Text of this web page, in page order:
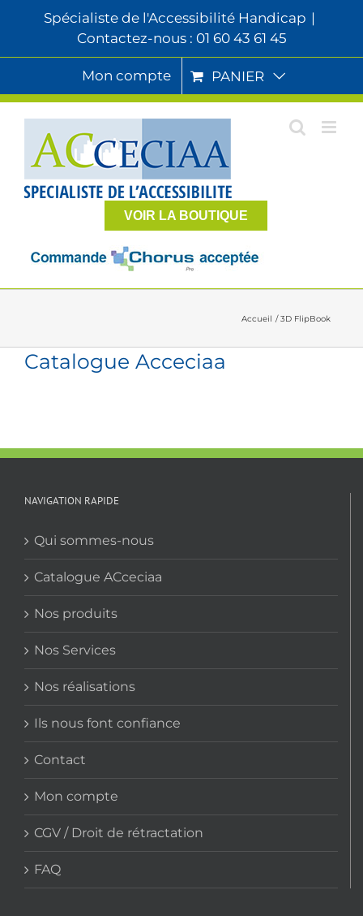
Spécialiste de l'Accessibilité Handicap |
Contactez-nous : 01 60 43 61 45
Mon compte PANIER
VOIR LA BOUTIQUE
Accueil 3D FlipBook
Catalogue Acceciaa
NAVIGATION RAPIDE
Qui sommes-nous
Catalogue ACceciaa
Nos produits
Nos Services
Nos réalisations
Ils nous font confiance
Contact
Mon compte
CGV / Droit de rétractation
FAQ